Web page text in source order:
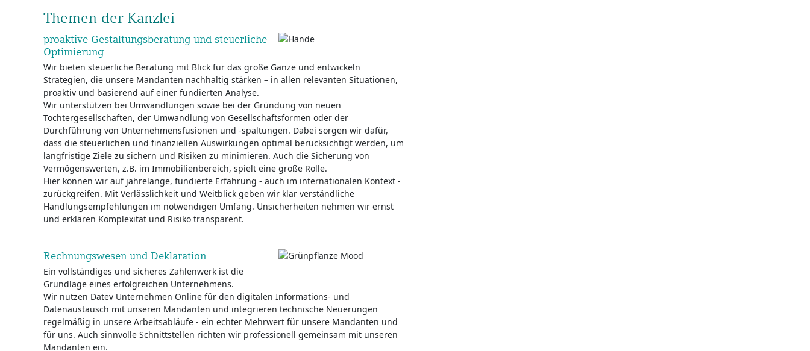
Themen der Kanzlei
proaktive Gestaltungsberatung und steuerliche
Optimierung
Wir bieten steuerliche Beratung mit Blick für das große Ganze und entwickeln
Strategien, die unsere Mandanten nachhaltig stärken – in allen relevanten Situationen,
proaktiv und basierend auf einer fundierten Analyse.
Wir unterstützen bei Umwandlungen sowie bei der Gründung von neuen
Tochtergesellschaften, der Umwandlung von Gesellschaftsformen oder der
Durchführung von Unternehmensfusionen und -spaltungen. Dabei sorgen wir dafür,
dass die steuerlichen und finanziellen Auswirkungen optimal berücksichtigt werden, um
langfristige Ziele zu sichern und Risiken zu minimieren. Auch die Sicherung von
Vermögenswerten, z.B. im Immobilienbereich, spielt eine große Rolle.
Hier können wir auf jahrelange, fundierte Erfahrung - auch im internationalen Kontext -
zurückgreifen. Mit Verlässlichkeit und Weitblick geben wir klar verständliche
Handlungsempfehlungen im notwendigen Umfang. Unsicherheiten nehmen wir ernst
und erklären Komplexität und Risiko transparent.
Rechnungswesen und Deklaration
Ein vollständiges und sicheres Zahlenwerk ist die
Grundlage eines erfolgreichen Unternehmens.
Wir nutzen Datev Unternehmen Online für den digitalen Informations- und
Datenaustausch mit unseren Mandanten und integrieren technische Neuerungen
regelmäßig in unsere Arbeitsabläufe - ein echter Mehrwert für unsere Mandanten und
für uns. Auch sinnvolle Schnittstellen richten wir professionell gemeinsam mit unseren
Mandanten ein.